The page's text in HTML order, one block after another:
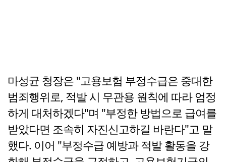
마성균 청장은 "고용보험 부정수급은 중대한
범죄행위로, 적발 시 무관용 원칙에 따라 엄정
하게 대처하겠다"며 "부정한 방법으로 급여를
받았다면 조속히 자진신고하길 바란다"고 말
했다. 이어 "부정수급 예방과 적발 활동을 강